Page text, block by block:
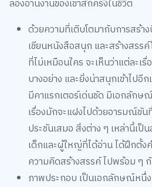
ด้วยความที่เติบโตมากับการสร้าง
เขียนหนังสือสนุก และสร้างสรรค์
ที่ไม่เหมือนใคร จะเห็นว่าแต่ละเ
บางอย่าง และยิ่งน่าสนุกเข้าไปอี
มีคาแรกเตอร์เด่นชัด มีเอกลักษ
เรื่องมักจะแฝงไปด้วยอารมณ์ขัน
ประชันเสมอ สิ่งต่าง ๆ เหล่านี้เ
เด็กและผู้ใหญ่ที่ได้อ่าน ได้ฝึกตั้ง
ความคิดสร้างสรรค์ ไปพร้อม ๆ
ภาพประกอบ เป็นเอกลักษณ์หนึ่ง
ที่จดจำ และยังคงเป็นหนังสือเล่